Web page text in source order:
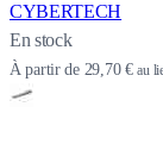
CYBERTECH
En stock
À partir de 29,70 € au